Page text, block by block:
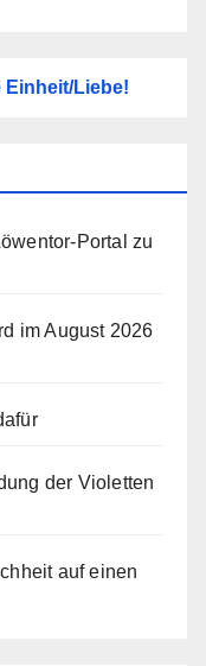
Einheit/Liebe!
Portal zu
im August 2026
der Violetten
auf einen